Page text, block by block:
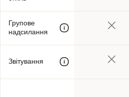
Групове
надсилання
Звітування